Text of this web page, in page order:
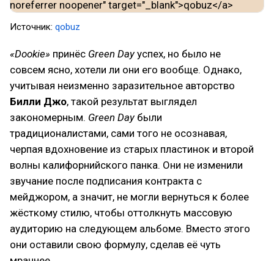
Источник: qobuz
«Dookie» принёс Green Dayуспех, но было не
совсем ясно, хотели ли они его вообще. Однако,
учитывая неизменно заразительное авторство
Билли Джо, такой результат выглядел
закономерным. Green Dayбыли
традиционалистами, сами того не осознавая,
черпая вдохновение из старых пластинок и второй
волны калифорнийского панка. Они не изменили
звучание после подписания контракта с
мейджором, а значит, не могли вернуться к более
жёсткому стилю, чтобы оттолкнуть массовую
аудиторию на следующем альбоме. Вместо этого
они оставили свою формулу, сделав её чуть